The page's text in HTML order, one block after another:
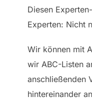
Diesen
Experten: Nicht
Wir können mit
wir ABC-Listen
anschließenden
hintereinander